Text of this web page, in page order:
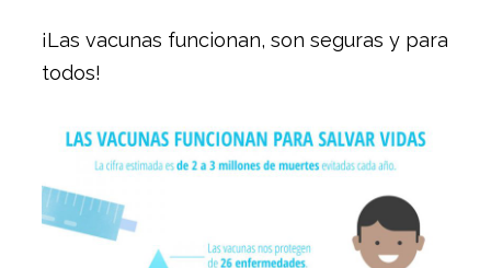
¡Las vacunas funcionan, son seguras y para
todos!